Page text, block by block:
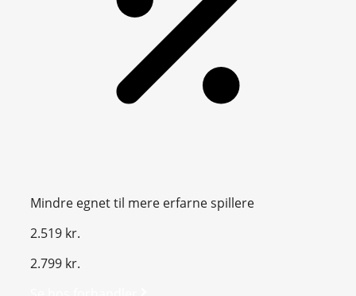
Mindre egnet til mere erfarne spillere
2.519 kr.
2.799 kr.